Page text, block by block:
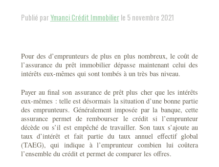
Publié parYmanci Crédit Immobilierle 5 novembre 2021
Pour des d’emprunteurs de plus en plus nombreux, le coût de
l’assurance du prêt immobilier dépasse maintenant celui des
intérêts eux-mêmes qui sont tombés à un très bas niveau.
Payer au final son assurance de prêt plus cher que les intérêts
eux-mêmes : telle est désormais la situation d’une bonne partie
des emprunteurs. Généralement imposée par la banque, cette
assurance permet de rembourser le crédit si l’emprunteur
décède ou s’il est empêché de travailler. Son taux s’ajoute au
taux d’intérêt et fait partie du taux annuel effectif global
(TAEG), qui indique à l’emprunteur combien lui coûtera
l’ensemble du crédit et permet de comparer les offres.